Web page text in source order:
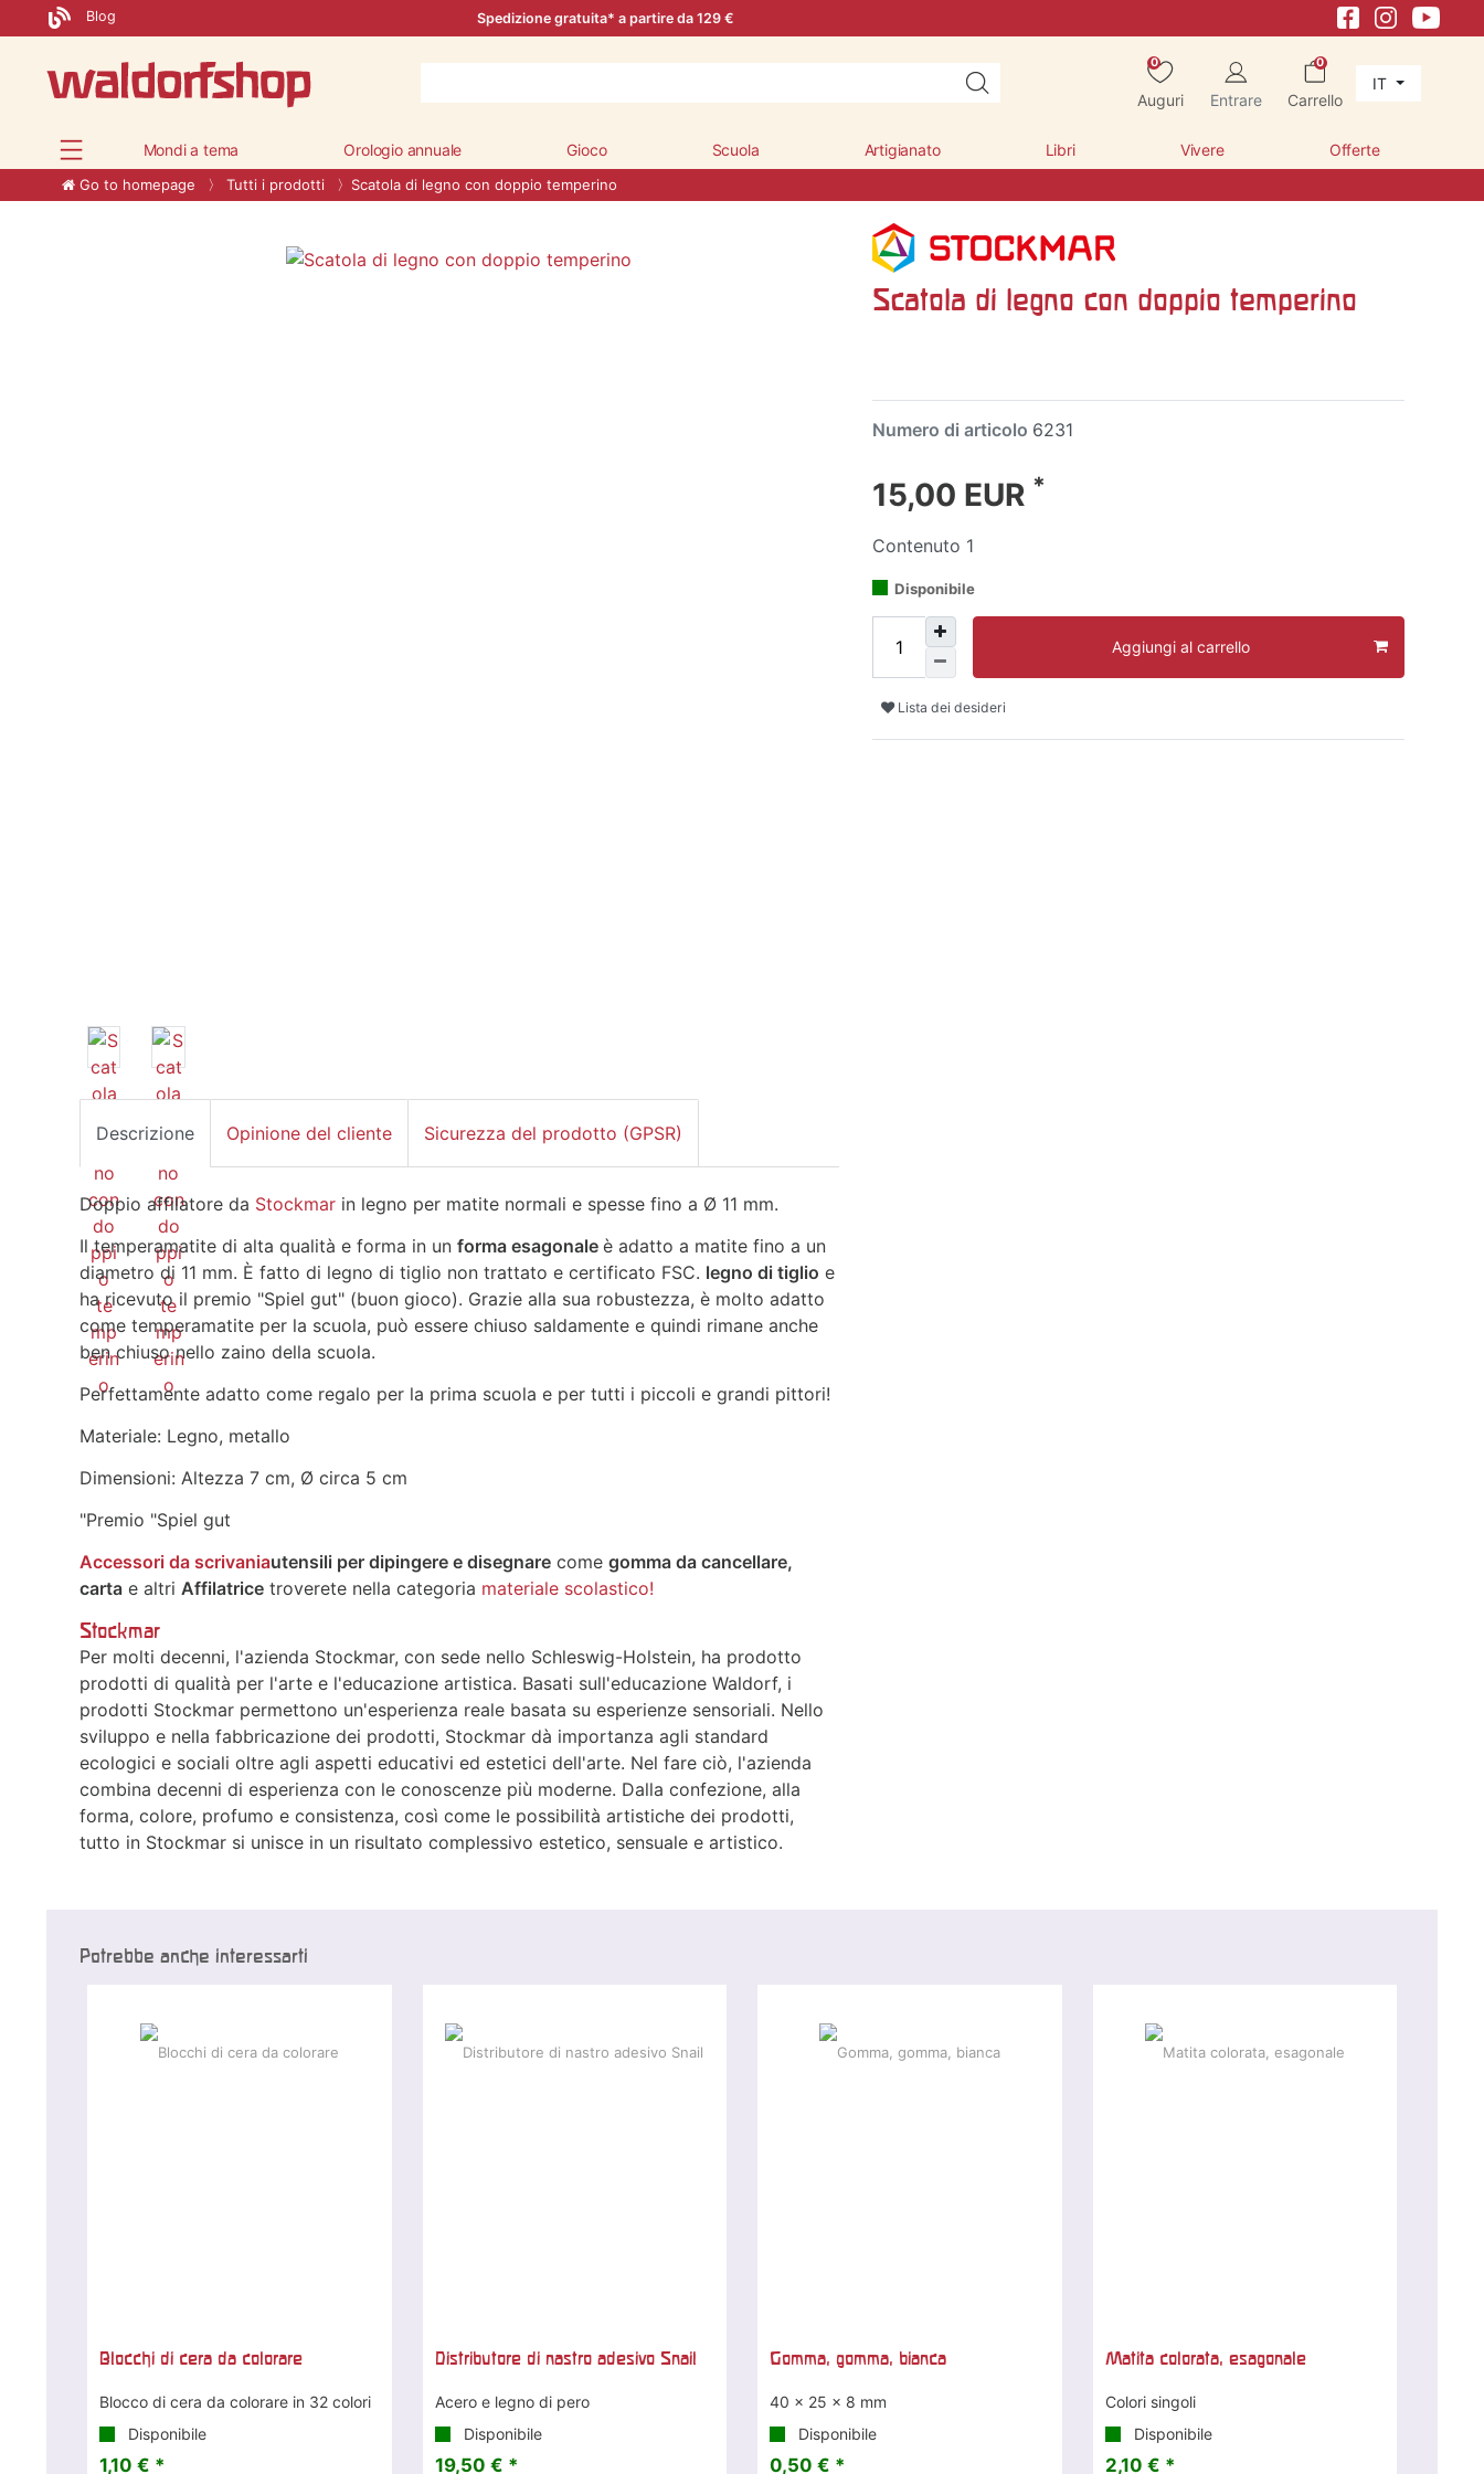
Blog Spedizione gratuita* a partire da 129 €
0
Auguri Entrare
0
Carrello
IT
Mondi a tema Orologio annuale Gioco Scuola Artigianato Libri Vivere Offerte
Go to homepage Tutti i prodotti Scatola di legno con doppio temperino
Scatola di legno con doppio temperino
Numero di articolo 6231
15,00 EUR *
Contenuto 1
Disponibile
Aggiungi al carrello
Lista dei desideri
Descrizione Opinione del cliente Sicurezza del prodotto (GPSR)
Doppio affilatore da Stockmar in legno per matite normali e spesse fino a Ø 11 mm.
Il temperamatite di alta qualità e forma in un forma esagonale è adatto a matite fino a un
diametro di 11 mm. È fatto di legno di tiglio non trattato e certificato FSC. legno di tiglio e
ha ricevuto il premio "Spiel gut" (buon gioco). Grazie alla sua robustezza, è molto adatto
come temperamatite per la scuola, può essere chiuso saldamente e quindi rimane anche
ben chiuso nello zaino della scuola.
Perfettamente adatto come regalo per la prima scuola e per tutti i piccoli e grandi pittori!
Materiale: Legno, metallo
Dimensioni: Altezza 7 cm, Ø circa 5 cm
"Premio "Spiel gut
Accessori da scrivaniautensili per dipingere e disegnare come gomma da cancellare,
carta e altri Affilatrice troverete nella categoria materiale scolastico!
Stockmar
Per molti decenni, l'azienda Stockmar, con sede nello Schleswig-Holstein, ha prodotto
prodotti di qualità per l'arte e l'educazione artistica. Basati sull'educazione Waldorf, i
prodotti Stockmar permettono un'esperienza reale basata su esperienze sensoriali. Nello
sviluppo e nella fabbricazione dei prodotti, Stockmar dà importanza agli standard
ecologici e sociali oltre agli aspetti educativi ed estetici dell'arte. Nel fare ciò, l'azienda
combina decenni di esperienza con le conoscenze più moderne. Dalla confezione, alla
forma, colore, profumo e consistenza, così come le possibilità artistiche dei prodotti,
tutto in Stockmar si unisce in un risultato complessivo estetico, sensuale e artistico.
Potrebbe anche interessarti
Blocchi di cera da colorare
Blocco di cera da colorare in 32 colori
Disponibile
1,10 € *
Distributore di nastro adesivo Snail
Acero e legno di pero
Disponibile
19,50 € *
Gomma, gomma, bianca
40 x 25 x 8 mm
Disponibile
0,50 € *
Matita colorata, esagonale
Colori singoli
Disponibile
2,10 € *